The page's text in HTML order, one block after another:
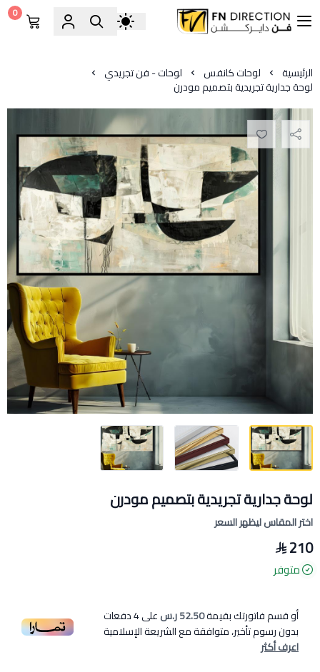
فن دايركشن
0
الرئيسية لوحات كانفس لوحات - فن تجريدي
لوحة جدارية تجريدية بتصميم مودرن
لوحة جدارية تجريدية بتصميم مودرن
اختر المقاس ليظهر السعر
210
متوفر
أو قسم فاتورتك بقيمة52.50 ر.س على4دفعات
بدون رسوم تأخير، متوافقة مع الشريعة الإسلامية
اعرف أكثر